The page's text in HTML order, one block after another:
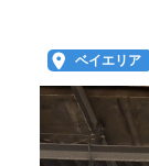
ベイエリア